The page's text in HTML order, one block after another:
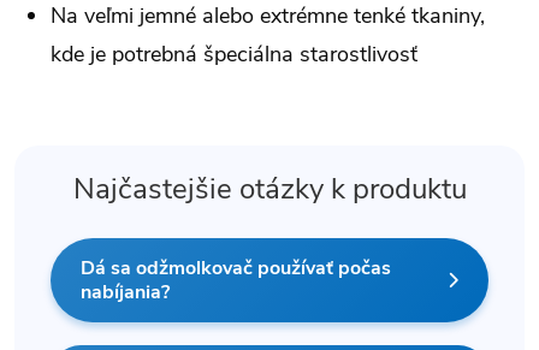
Na veľmi jemné alebo extrémne tenké tkaniny,
kde je potrebná špeciálna starostlivosť
Najčastejšie otázky k produktu
Dá sa odžmolkovač používať počas
nabíjania?